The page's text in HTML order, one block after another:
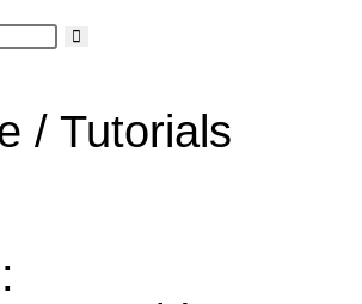
/ Tutorials